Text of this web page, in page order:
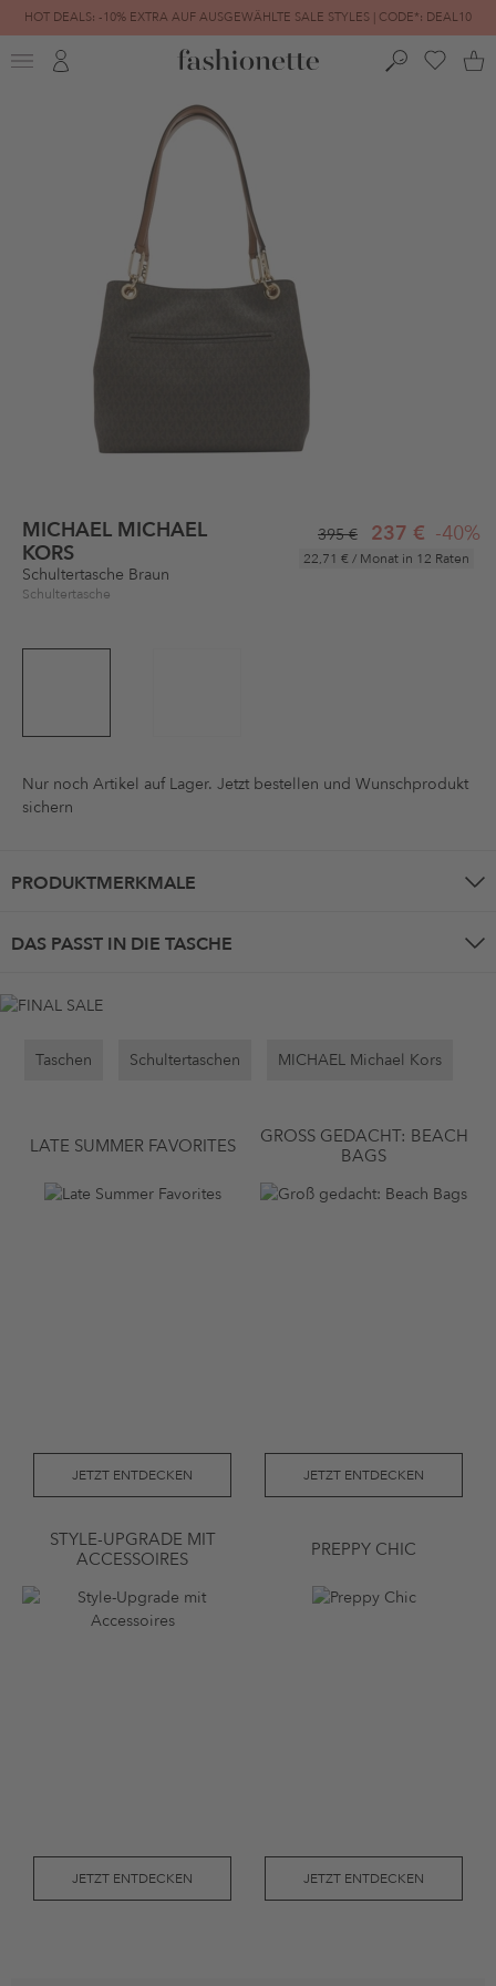
HOT DEALS: -10% EXTRA AUF AUSGEWÄHLTE SALE STYLES | CODE*: DEAL10
FINAL SALE | BIS ZU -80% REDUZIERT
MICHAEL MICHAEL
KORS
Schultertasche Braun
Schultertasche
395 € 237 € -40%
22,71 € / Monat in 12 Raten
Nur noch Artikel auf Lager. Jetzt bestellen und Wunschprodukt
sichern
PRODUKTMERKMALE
DAS PASST IN DIE TASCHE
Taschen Schultertaschen MICHAEL Michael Kors
LATE SUMMER FAVORITES
JETZT ENTDECKEN
GROSS GEDACHT: BEACH B
AGS
JETZT ENTDECKEN
STYLE-UPGRADE MIT
ACCESSOIRES
JETZT ENTDECKEN
PREPPY CHIC
JETZT ENTDECKEN